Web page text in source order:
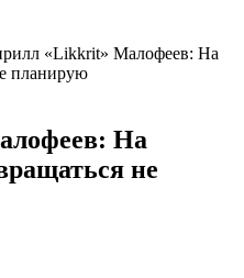
«Likkrit» Малофеев: На
планирую
На
не